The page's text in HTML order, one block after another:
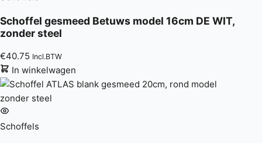
Schoffel gesmeed Betuws model 16cm DE WIT,
zonder steel
€40.75 Incl.BTW
In winkelwagen
Schoffels